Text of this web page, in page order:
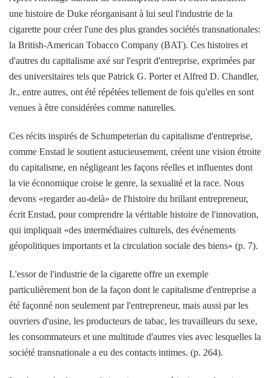
une histoire de Duke réorganisant à lui seul l'industrie de la
cigarette pour créer l'une des plus grandes sociétés transnationales:
la British-American Tobacco Company (BAT). Ces histoires et
d'autres du capitalisme axé sur l'esprit d'entreprise, exprimées par
des universitaires tels que Patrick G. Porter et Alfred D. Chandler,
Jr., entre autres, ont été répétées tellement de fois qu'elles en sont
venues à être considérées comme naturelles.
Ces récits inspirés de Schumpeterian du capitalisme d'entreprise,
comme Enstad le soutient astucieusement, créent une vision étroite
du capitalisme, en négligeant les façons réelles et influentes dont
la vie économique croise le genre, la sexualité et la race. Nous
devons «regarder au-delà» de l'histoire du brillant entrepreneur,
écrit Enstad, pour comprendre la véritable histoire de l'innovation,
qui impliquait «des intermédiaires culturels, des événements
géopolitiques importants et la circulation sociale des biens» (p. 7).
L'essor de l'industrie de la cigarette offre un exemple
particulièrement bon de la façon dont le capitalisme d'entreprise a
été façonné non seulement par l'entrepreneur, mais aussi par les
ouvriers d'usine, les producteurs de tabac, les travailleurs du sexe,
les consommateurs et une multitude d'autres vies avec lesquelles la
société transnationale a eu des contacts intimes. (p. 264).